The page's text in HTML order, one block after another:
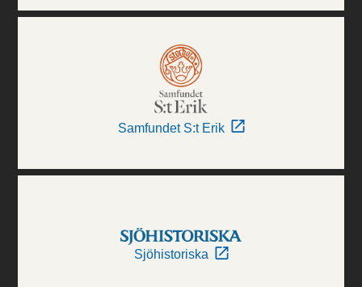
Samfundet S:t Erik
Sjöhistoriska